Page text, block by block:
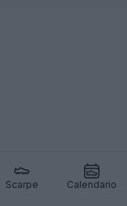
Scarpe Calendario